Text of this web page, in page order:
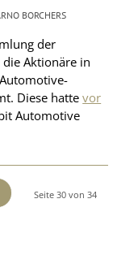
der
Aktionäre in
Diese hattevor
Automotive
BORCHERS
Seite 30 von 34